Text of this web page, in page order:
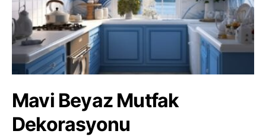
Mavi Beyaz Mutfak
Dekorasyonu